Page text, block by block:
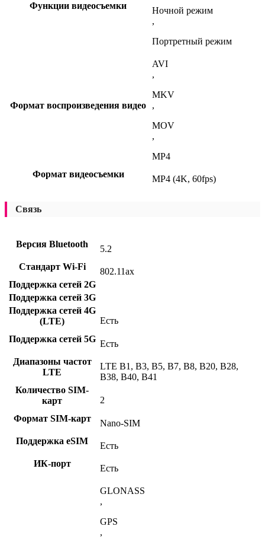
Функции видеосъемки
Ночной режим
,
Портретный режим
Формат воспроизведения видео
AVI
,
MKV
,
MOV
,
MP4
Формат видеосъемки
MP4 (4K, 60fps)
Связь
Версия Bluetooth
5.2
Стандарт Wi-Fi
802.11ax
Поддержка сетей 2G
Поддержка сетей 3G
Поддержка сетей 4G
(LTE)
Есть
Поддержка сетей 5G Есть
Диапазоны частот
LTE
LTE B1, B3, B5, B7, B8, B20, B28,
B38, B40, B41
Количество SIM-
карт
2
Формат SIM-карт
Nano-SIM
Поддержка eSIM
Есть
ИК-порт
Есть
GLONASS
,
GPS
,